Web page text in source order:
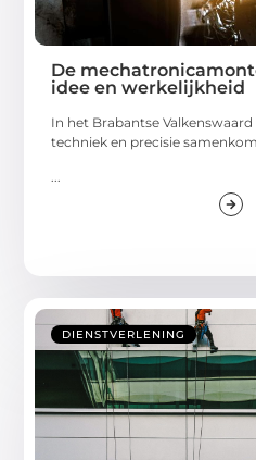
De
idee en werkelijkheid
In het Brabantse
techniek en precisie
...
DIENSTVERLENING